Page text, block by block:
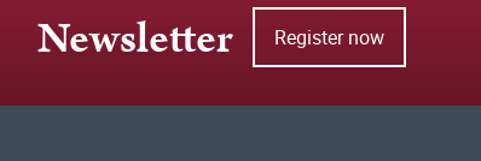
Newsletter Register now